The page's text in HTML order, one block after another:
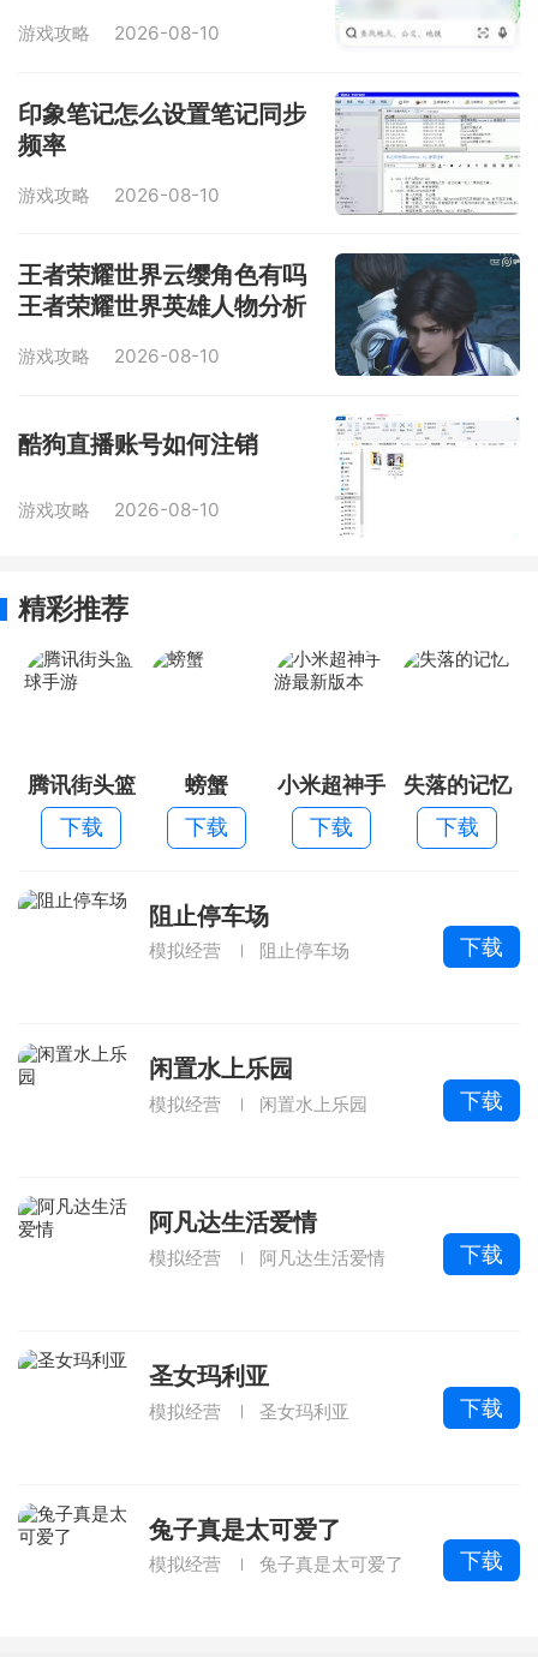
游戏攻略 2026-08-10
印象笔记怎么设置笔记同步
频率
游戏攻略 2026-08-10
王者荣耀世界云缨角色有吗
王者荣耀世界英雄人物分析
游戏攻略 2026-08-10
酷狗直播账号如何注销
游戏攻略 2026-08-10
精彩推荐
腾讯街头篮
球手游
下载
螃蟹
下载
小米超神手
游最新版本
下载
失落的记忆
下载
阻止停车场
模拟经营 阻止停车场 下载
闲置水上乐园
模拟经营 闲置水上乐园 下载
阿凡达生活爱情
模拟经营 阿凡达生活爱情 下载
圣女玛利亚
模拟经营 圣女玛利亚 下载
兔子真是太可爱了
模拟经营 兔子真是太可爱了 下载